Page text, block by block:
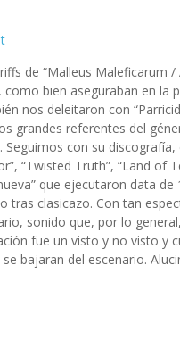
de “Malleus Maleficarum
como bien aseguraban en
nos deleitaron con
grandes referentes del
Seguimos con su
“Twisted Truth”, “Land of
que ejecutaron data
tras clasicazo. Con tan
sonido que, por lo
fue un visto y no visto y
bajaran del escenario.